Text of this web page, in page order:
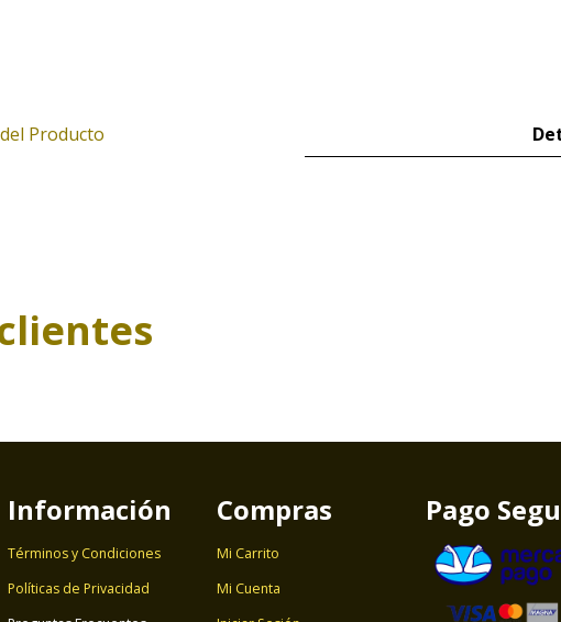
Producto
Información
Términos y Condiciones
Políticas de Privacidad
Compras
Mi Carrito
Mi Cuenta
Pago